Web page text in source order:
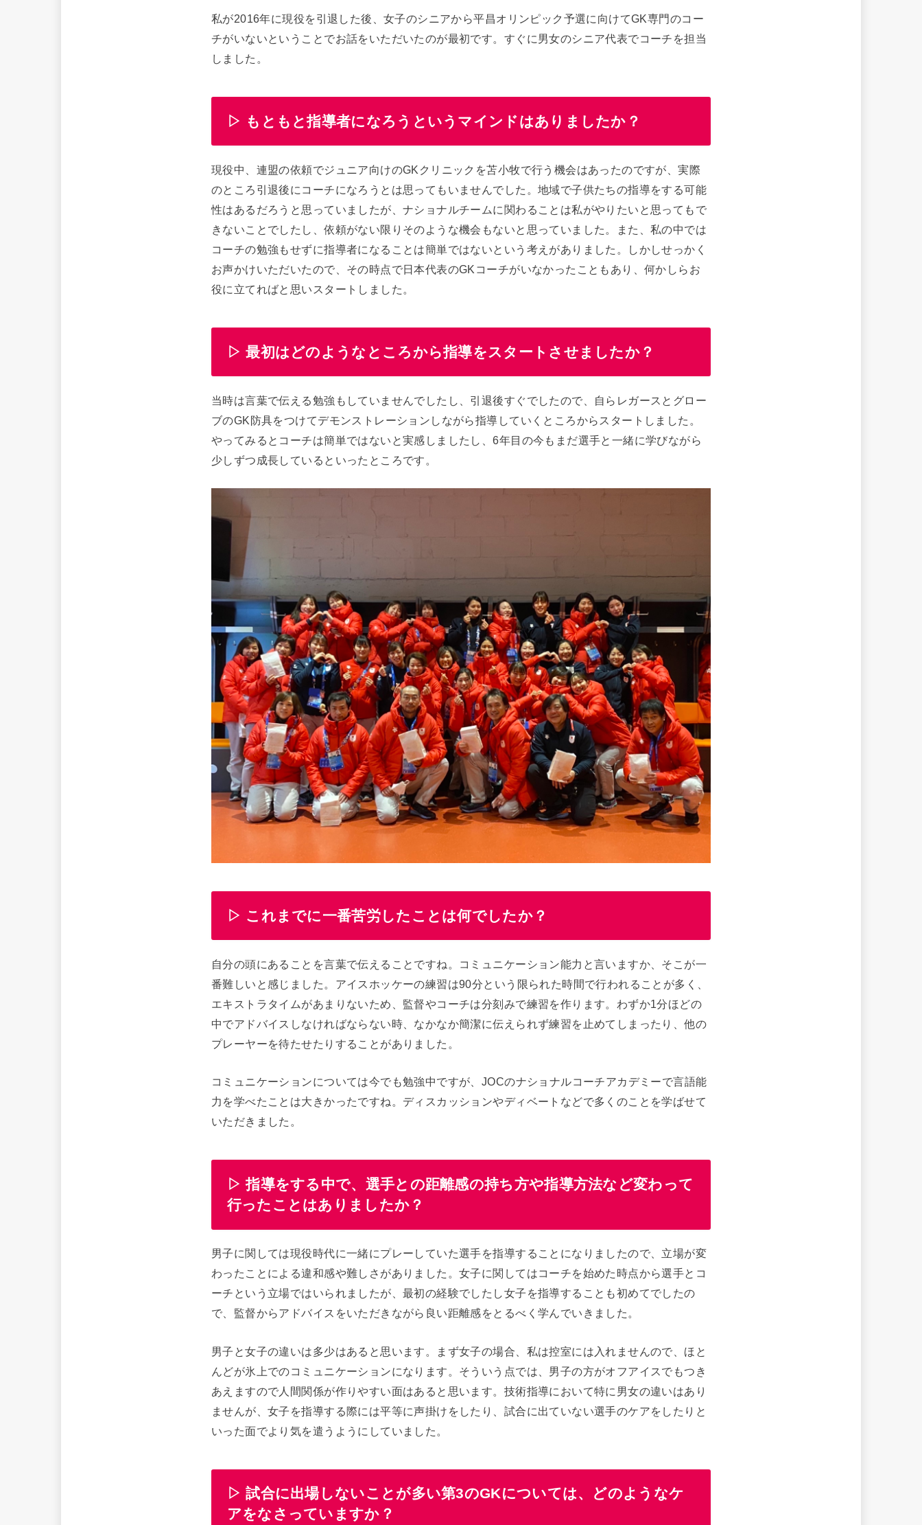
私が2016年に現役を引退した後、女子のシニアから平昌オリンピック予選に向けてGK専門のコー
チがいないということでお話をいただいたのが最初です。すぐに男女のシニア代表でコーチを担当
しました。
▷ もともと指導者になろうというマインドはありましたか？
現役中、連盟の依頼でジュニア向けのGKクリニックを苫小牧で行う機会はあったのですが、実際
のところ引退後にコーチになろうとは思ってもいませんでした。地域で子供たちの指導をする可能
性はあるだろうと思っていましたが、ナショナルチームに関わることは私がやりたいと思ってもで
きないことでしたし、依頼がない限りそのような機会もないと思っていました。また、私の中では
コーチの勉強もせずに指導者になることは簡単ではないという考えがありました。しかしせっかく
お声かけいただいたので、その時点で日本代表のGKコーチがいなかったこともあり、何かしらお
役に立てればと思いスタートしました。
▷ 最初はどのようなところから指導をスタートさせましたか？
当時は言葉で伝える勉強もしていませんでしたし、引退後すぐでしたので、自らレガースとグロー
ブのGK防具をつけてデモンストレーションしながら指導していくところからスタートしました。
やってみるとコーチは簡単ではないと実感しましたし、6年目の今もまだ選手と一緒に学びながら
少しずつ成長しているといったところです。
▷ これまでに一番苦労したことは何でしたか？
自分の頭にあることを言葉で伝えることですね。コミュニケーション能力と言いますか、そこが一
番難しいと感じました。アイスホッケーの練習は90分という限られた時間で行われることが多く、
エキストラタイムがあまりないため、監督やコーチは分刻みで練習を作ります。わずか1分ほどの
中でアドバイスしなければならない時、なかなか簡潔に伝えられず練習を止めてしまったり、他の
プレーヤーを待たせたりすることがありました。
コミュニケーションについては今でも勉強中ですが、JOCのナショナルコーチアカデミーで言語能
力を学べたことは大きかったですね。ディスカッションやディベートなどで多くのことを学ばせて
いただきました。
▷ 指導をする中で、選手との距離感の持ち方や指導方法など変わって
行ったことはありましたか？
男子に関しては現役時代に一緒にプレーしていた選手を指導することになりましたので、立場が変
わったことによる違和感や難しさがありました。女子に関してはコーチを始めた時点から選手とコ
ーチという立場ではいられましたが、最初の経験でしたし女子を指導することも初めてでしたの
で、監督からアドバイスをいただきながら良い距離感をとるべく学んでいきました。
男子と女子の違いは多少はあると思います。まず女子の場合、私は控室には入れませんので、ほと
んどが氷上でのコミュニケーションになります。そういう点では、男子の方がオフアイスでもつき
あえますので人間関係が作りやすい面はあると思います。技術指導において特に男女の違いはあり
ませんが、女子を指導する際には平等に声掛けをしたり、試合に出ていない選手のケアをしたりと
いった面でより気を遣うようにしていました。
▷ 試合に出場しないことが多い第3のGKについては、どのようなケ
アをなさっていますか？